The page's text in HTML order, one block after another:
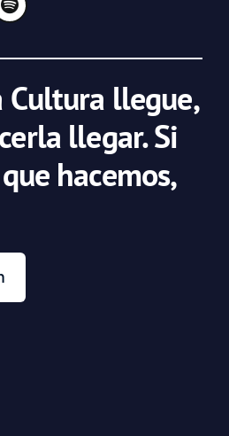
Cultura llegue,
llegar. Si
hacemos,